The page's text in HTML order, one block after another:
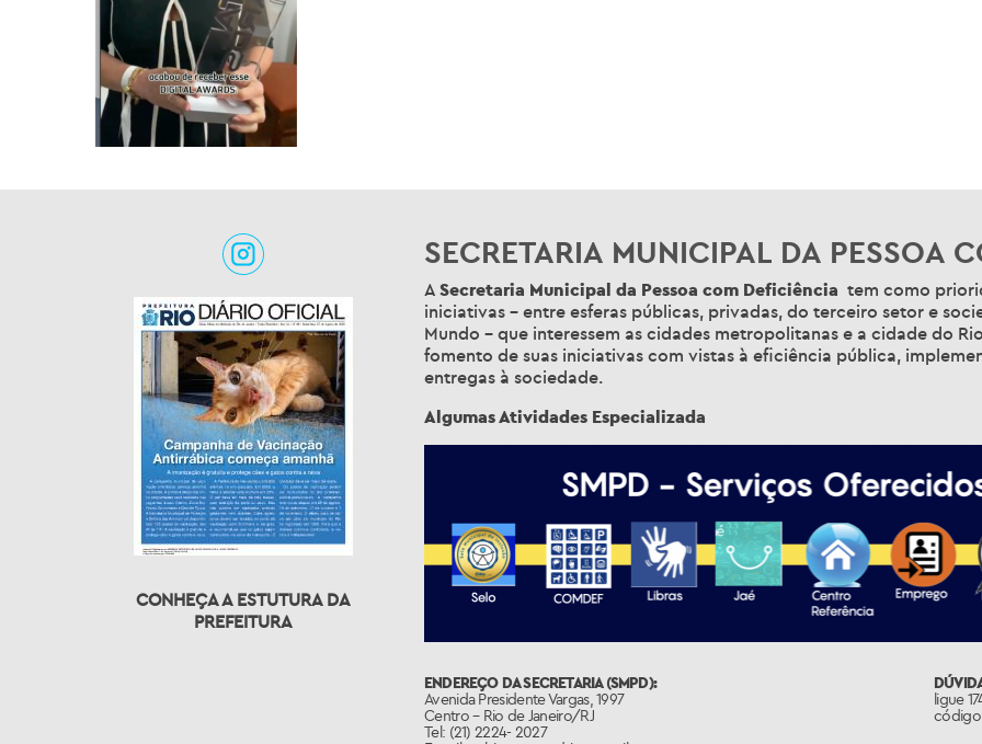
CONHEÇA A ESTUTURA DA
PREFEITURA
SECRETARIA MUNICIPAL DA PESSOA
A Secretaria Municipal da Pessoa com Deficiência tem como
iniciativas – entre esferas públicas, privadas, do terceiro setor e
Mundo – que interessem as cidades metropolitanas e a cidade do
fomento de suas iniciativas com vistas à eficiência pública,
entregas à sociedade.
Algumas Atividades Especializada
ENDEREÇO DA SECRETARIA (SMPD):
Avenida Presidente Vargas, 1997
Centro – Rio de Janeiro/RJ
Tel: (21) 2224- 2027
ligue
código